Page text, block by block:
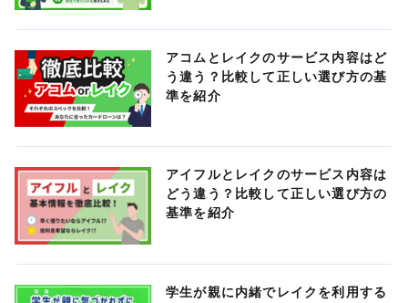
アコムとレイクのサービス内容はど
う違う？比較して正しい選び方の基
準を紹介
アイフルとレイクのサービス内容は
どう違う？比較して正しい選び方の
基準を紹介
学生が親に内緒でレイクを利用する